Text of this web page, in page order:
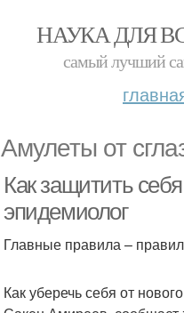
НАУКА ДЛЯ
самый лучший
Амулеты от
Как защитить
эпидемиолог
Главные правила –
Как уберечь себя от